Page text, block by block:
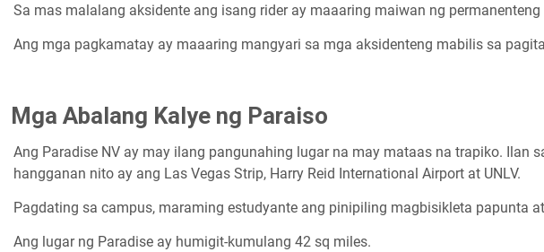
Sa mas malalang aksidente ang isang rider ay maaaring maiwan ng permanenteng
Ang mga pagkamatay ay maaaring mangyari sa mga aksidenteng mabilis sa
Mga Abalang Kalye ng Paraiso
Ang Paradise NV ay may ilang pangunahing lugar na may mataas na trapiko. Ilan
hangganan nito ay ang Las Vegas Strip, Harry Reid International Airport at UNLV.
Pagdating sa campus, maraming estudyante ang pinipiling magbisikleta papunta
Ang lugar ng Paradise ay humigit-kumulang 42 sq miles.